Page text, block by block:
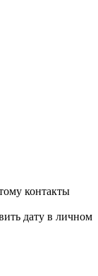
контакты
дату в личном